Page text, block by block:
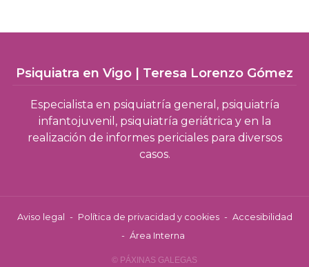
Psiquiatra en Vigo | Teresa Lorenzo Gómez
Especialista en psiquiatría general, psiquiatría
infantojuvenil, psiquiatría geriátrica y en la
realización de informes periciales para diversos
casos.
Aviso legal - Política de privacidad y cookies - Accesibilidad
- Área Interna
© PÁXINAS GALEGAS